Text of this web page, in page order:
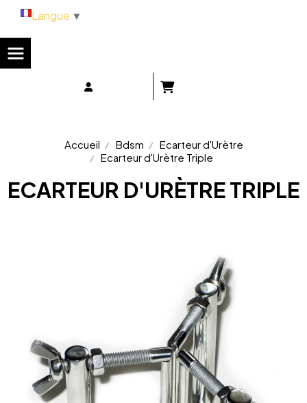
Accueil Bdsm
Ecarteur d'Urètre
Ecarteur d'Urètre Triple
ECARTEUR D'URÈTRE TRIPLE
Langue ▼